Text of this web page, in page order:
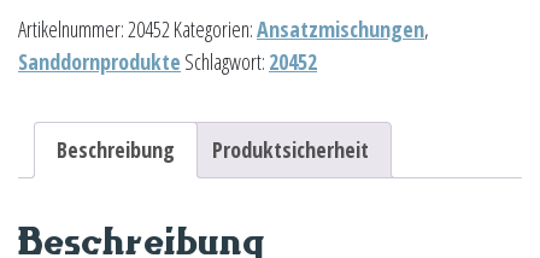
250g
Menge
Artikelnummer: 20452 Kategorien:Ansatzmischungen,
Sanddornprodukte Schlagwort: 20452
Beschreibung Produktsicherheit
Beschreibung